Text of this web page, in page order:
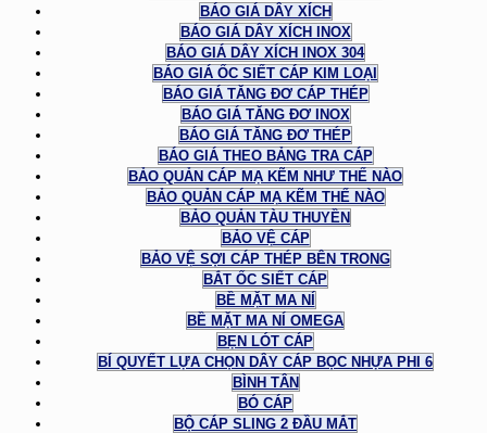
BÁO GIÁ DÂY XÍCH
BÁO GIÁ DÂY XÍCH INOX
BÁO GIÁ DÂY XÍCH INOX 304
BÁO GIÁ ỐC SIẾT CÁP KIM LOẠI
BÁO GIÁ TĂNG ĐƠ CÁP THÉP
BÁO GIÁ TĂNG ĐƠ INOX
BÁO GIÁ TĂNG ĐƠ THÉP
BÁO GIÁ THEO BẢNG TRA CÁP
BẢO QUẢN CÁP MẠ KẼM NHƯ THẾ NÀO
BẢO QUẢN CÁP MẠ KẼM THẾ NÀO
BẢO QUẢN TÀU THUYỀN
BẢO VỆ CÁP
BẢO VỆ SỢI CÁP THÉP BÊN TRONG
BẮT ỐC SIẾT CÁP
BỀ MẶT MA NÍ
BỀ MẶT MA NÍ OMEGA
BẸN LÓT CÁP
BÍ QUYẾT LỰA CHỌN DÂY CÁP BỌC NHỰA PHI 6
BÌNH TÂN
BÓ CÁP
BỘ CÁP SLING 2 ĐẦU MẮT